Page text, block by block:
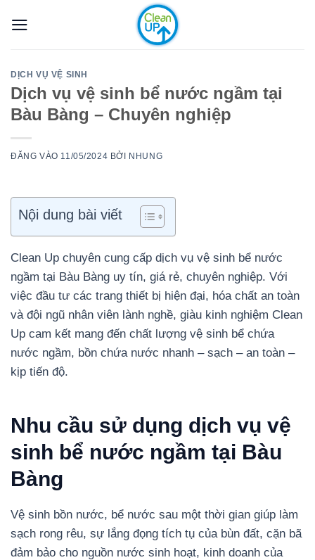
qua
DỊCH VỤ VỆ SINH
Dịch vụ vệ sinh bể nước ngầm tại
Bàu Bàng – Chuyên nghiệp
ĐĂNG VÀO 11/05/2024 BỞI NHUNG
Nội dung bài viết
Clean Up chuyên cung cấp dịch vụ vệ sinh bể nước
ngầm tại Bàu Bàng uy tín, giá rẻ, chuyên nghiệp. Với
việc đầu tư các trang thiết bị hiện đại, hóa chất an toàn
và đội ngũ nhân viên lành nghề, giàu kinh nghiệm Clean
Up cam kết mang đến chất lượng vệ sinh bể chứa
nước ngầm, bồn chứa nước nhanh – sạch – an toàn –
kịp tiến độ.
Nhu cầu sử dụng dịch vụ vệ
sinh bể nước ngầm tại Bàu
Bàng
Vệ sinh bồn nước, bể nước sau một thời gian giúp làm
sạch rong rêu, sự lắng đọng tích tụ của bùn đất, cặn bã
đảm bảo cho nguồn nước sinh hoạt, kinh doanh của